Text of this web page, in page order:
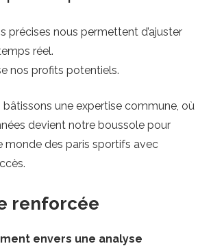
précises nous permettent d’ajuster
réel.
nos profits potentiels.
bâtissons une expertise commune, où
devient notre boussole pour
monde des paris sportifs avec
renforcée
envers une analyse